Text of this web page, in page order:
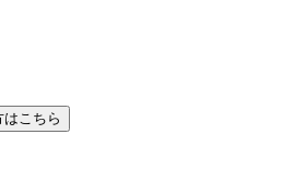
こちら